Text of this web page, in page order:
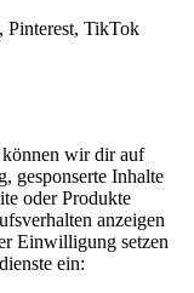
TikTok
können wir dir auf
gesponserte Inhalte
oder Produkte
anzeigen
Einwilligung setzen
ein: